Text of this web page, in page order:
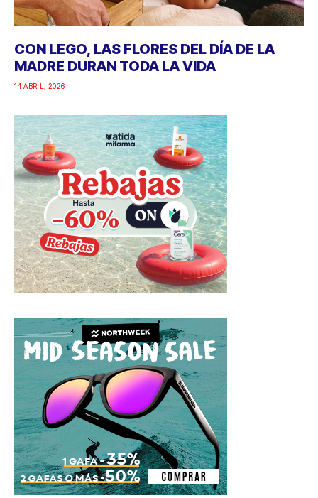
CON LEGO, LAS FLORES DEL DÍA DE LA
MADRE DURAN TODA LA VIDA
14 ABRIL, 2026